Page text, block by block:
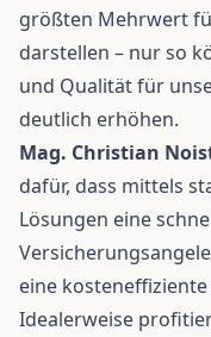
größten Mehrwert
darstellen – nur so
und Qualität für
deutlich erhöhen.
Mag. Christian
dafür, dass mittels
Lösungen eine
eine
Idealerweise